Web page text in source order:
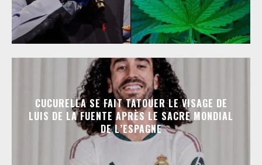
CUCURELLA SE FAIT TATOUER LE VISAGE DE
LUIS DE LA FUENTE APRÈS LE SACRE MONDIAL
DE L’ESPAGNE